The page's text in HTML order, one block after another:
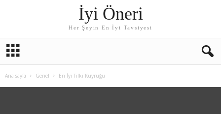
İyi Öneri
Her Şeyin En İyi Tavsiyesi
Ana sayfa Genel En İyi Tilki Kuyruğu